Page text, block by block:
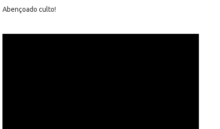
Abençoado culto!